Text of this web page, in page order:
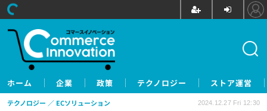
ホーム 企業 政策 テクノロジー ストア運営
テクノロジー ECソリューション 2024.12.27 Fri 12:30